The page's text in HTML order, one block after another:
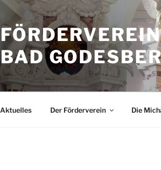
BAD
Aktuelles Der Förderverein Die